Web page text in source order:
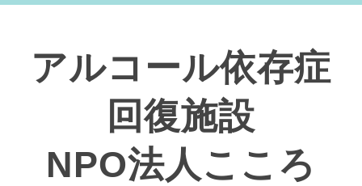
アルコール依存症
回復施設
NPO法人こころ